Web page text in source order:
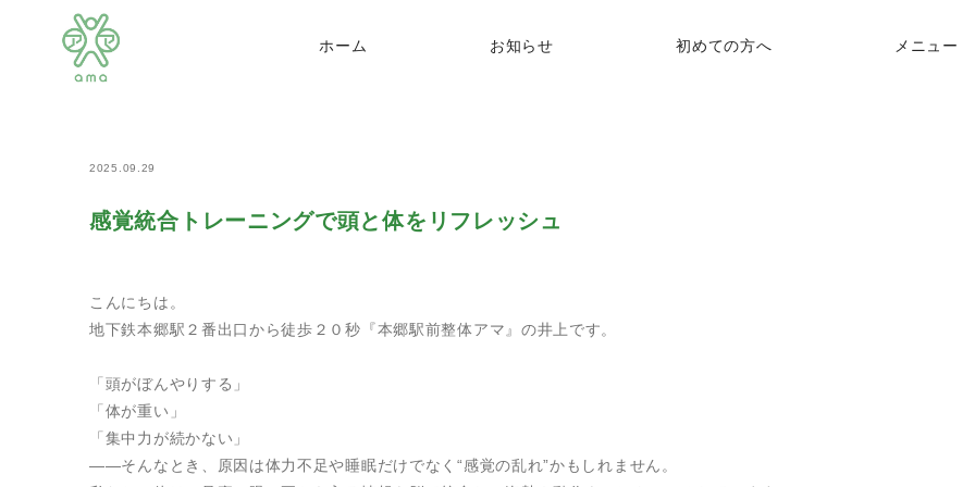
ホーム お知らせ 初めての方へ メニュー
ホーム
2025.09.29
感覚統合トレーニングで頭と体をリフレッシュ
こんにちは。
地下鉄本郷駅２番出口から徒歩２０秒『本郷駅前整体アマ』の井上です。
「頭がぼんやりする」
「体が重い」
「集中力が続かない」
――そんなとき、原因は体力不足や睡眠だけでなく“感覚の乱れ”かもしれません。